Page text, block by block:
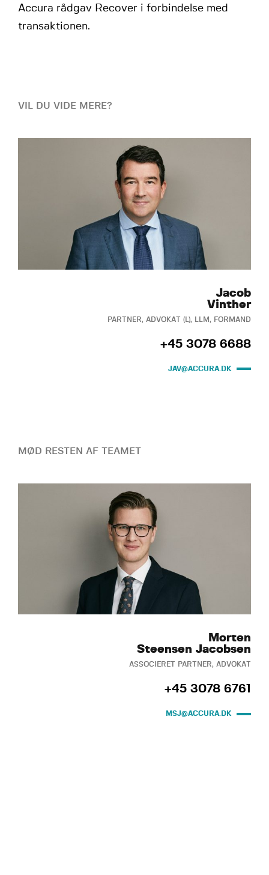
Accura rådgav Recover i forbindelse med
transaktionen.
VIL DU VIDE MERE?
Jacob
Vinther
PARTNER, ADVOKAT (L), LLM, FORMAND
+45 3078 6688
JAV@ACCURA.DK
MØD RESTEN AF TEAMET
Morten
Steensen Jacobsen
ASSOCIERET PARTNER, ADVOKAT
+45 3078 6761
MSJ@ACCURA.DK